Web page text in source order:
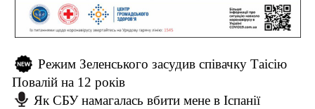
Режим Зеленського засудив співачку Таісію
Повалій на 12 років
Як СБУ намагалась вбити мене в Іспанії